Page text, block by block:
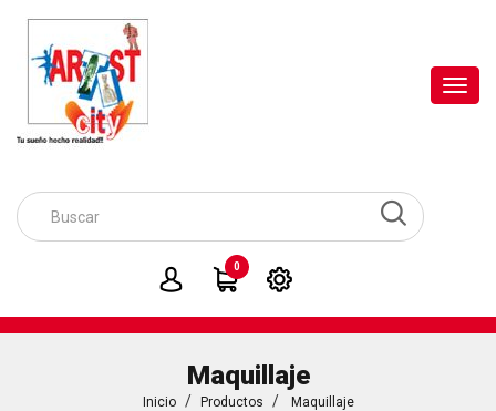
0
Maquillaje
Inicio Productos Maquillaje